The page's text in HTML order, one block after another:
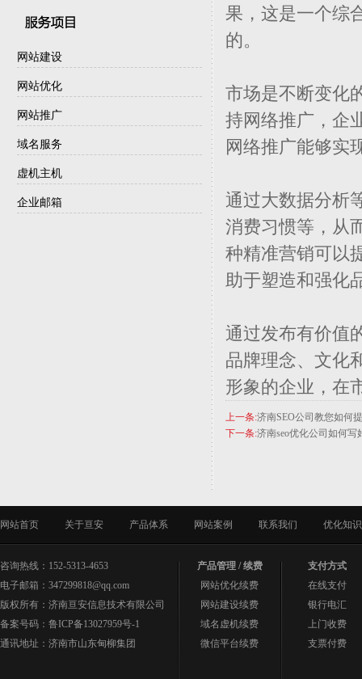
网站建设
网站优化
网站推广
域名服务
虚机主机
企业邮箱
果，这是一个综
的。
市场是不断变化
持网络推广，企
网络推广能够实
通过大数据分析
消费习惯等，从
种精准营销可以
助于塑造和强化
通过发布有价值
品牌理念、文化
形象的企业，在
上一条:济南SEO公司教您如何
下一条:济南seo优化公司如何写
网站首页 关于亘安 产品体系 网站案例 联系我们 优化知识
咨询热线：152-5313-4653
电子邮箱：347299818@qq.com
版权所有：济南亘安信息技术有限公司
备案号码： 鲁ICP备13027959号-1
通讯地址：济南市山东甸柳集团
产品管理 / 续费
网站优化续费
网站建设续费
域名虚机续费
微信平台续费
支付方式
在线支付
银行电汇
上门收费
支票付费